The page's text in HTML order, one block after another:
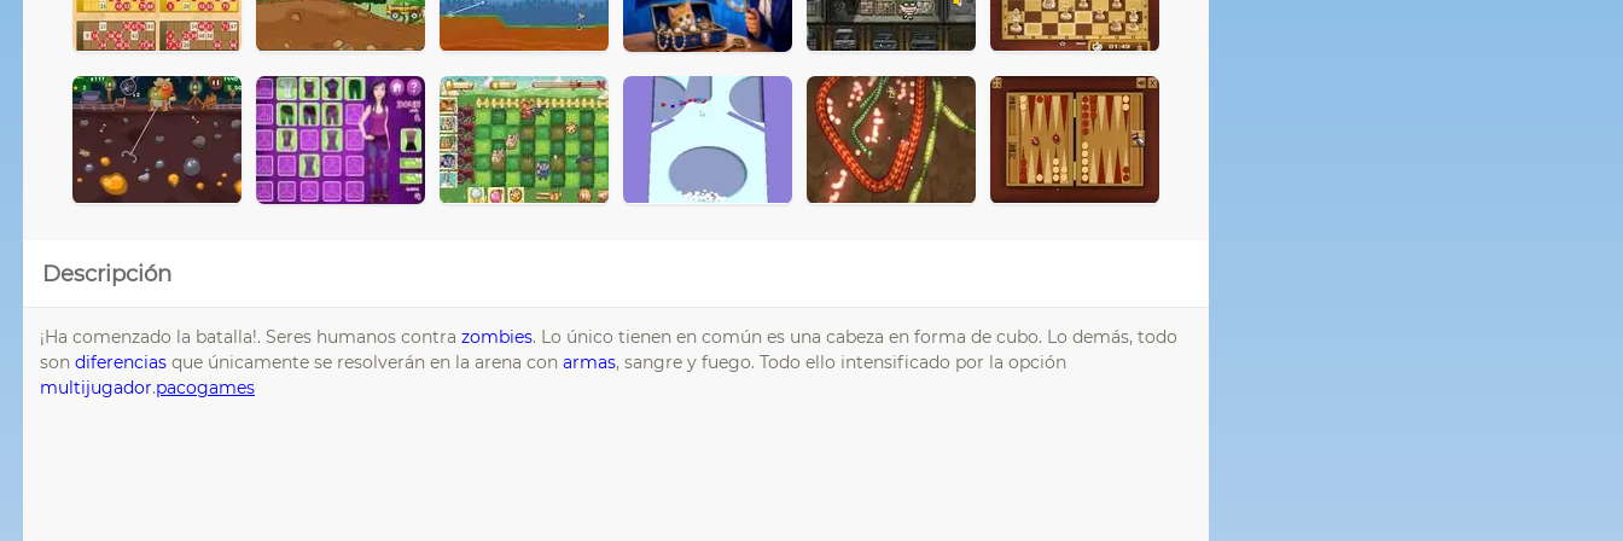
Descripción
¡Ha comenzado la batalla!. Seres humanos contra zombies. Lo único tienen en común es una cabeza en forma de cubo. Lo demás, todo
son diferencias que únicamente se resolverán en la arena con armas, sangre y fuego. Todo ello intensificado por la opción
multijugador.pacogames